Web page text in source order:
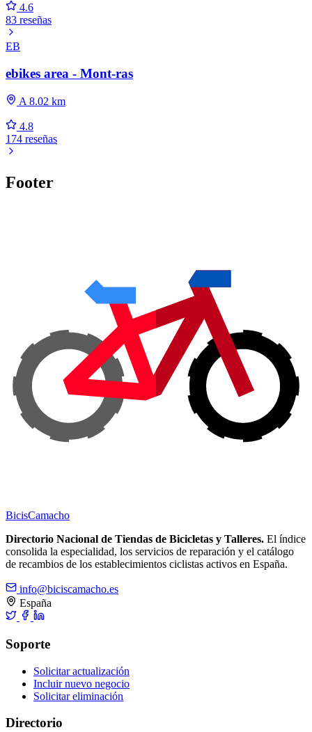
4.6
83 reseñas
EB
ebikes area - Mont-ras
A 8.02 km
4.8
174 reseñas
Footer
BicisCamacho
Directorio Nacional de Tiendas de Bicicletas y Talleres. El índice
consolida la especialidad, los servicios de reparación y el catálogo
de recambios de los establecimientos ciclistas activos en España.
info@biciscamacho.es
España
Soporte
Solicitar actualización
Incluir nuevo negocio
Solicitar eliminación
Directorio